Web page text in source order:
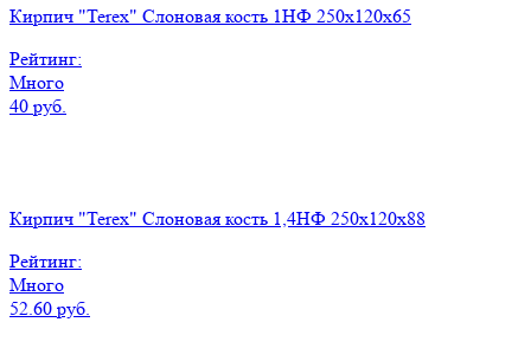
Кирпич "Terex" Слоновая кость 1НФ 250х120х65
Рейтинг:
Много
40 руб.
Кирпич "Terex" Слоновая кость 1,4НФ 250х120х88
Рейтинг:
Много
52.60 руб.